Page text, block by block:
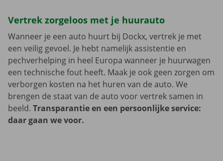
Vertrek zorgeloos met je huurauto
Wanneer je een auto huurt bij Dockx, vertrek je met
een veilig gevoel. Je hebt namelijk assistentie en
pechverhelping in heel Europa wanneer je huurwagen
een technische fout heeft. Maak je ook geen zorgen om
verborgen kosten na het huren van de auto. We
brengen de staat van de auto voor vertrek samen in
beeld. Transparantie en een persoonlijke service:
daar gaan we voor.